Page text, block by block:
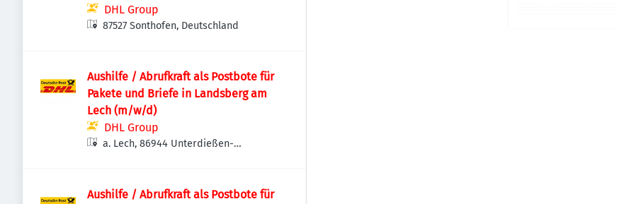
DHL Group
87527 Sonthofen, Deutschland
Aushilfe / Abrufkraft als Postbote für
Pakete und Briefe in Landsberg am
Lech (m/w/d)
DHL Group
a. Lech, 86944 Unterdießen-
Aushilfe / Abrufkraft als Postbote für